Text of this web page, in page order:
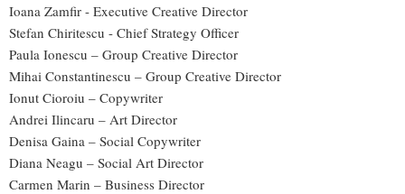
Ioana Zamfir - Executive Creative Director
Stefan Chiritescu - Chief Strategy Officer
Paula Ionescu – Group Creative Director
Mihai Constantinescu – Group Creative Director
Ionut Cioroiu – Copywriter
Andrei Ilincaru – Art Director
Denisa Gaina – Social Copywriter
Diana Neagu – Social Art Director
Carmen Marin – Business Director